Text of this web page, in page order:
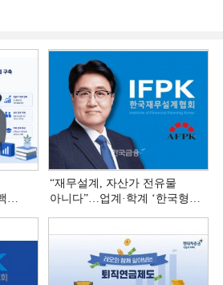
“재무설계, 자산가 전유물
아니다”…업계·학계 ‘한국형